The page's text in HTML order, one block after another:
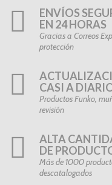
ENVÍOS
EN 24 HORAS
Gracias a Correos
protección
CASI A
Productos Funko,
revisión
ALTA
DE
Más de 1000
descatalogados